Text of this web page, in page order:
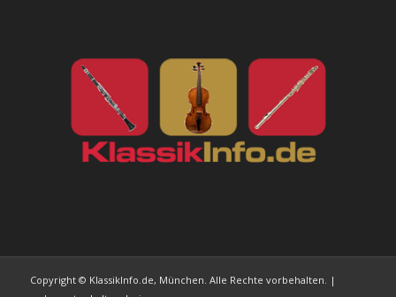
Copyright © KlassikInfo.de, München. Alle Rechte vorbehalten. |